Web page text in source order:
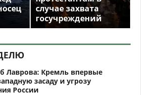
случае захвата
госучреждений
Лаврова: Кремль впервые
засаду и угрозу
России